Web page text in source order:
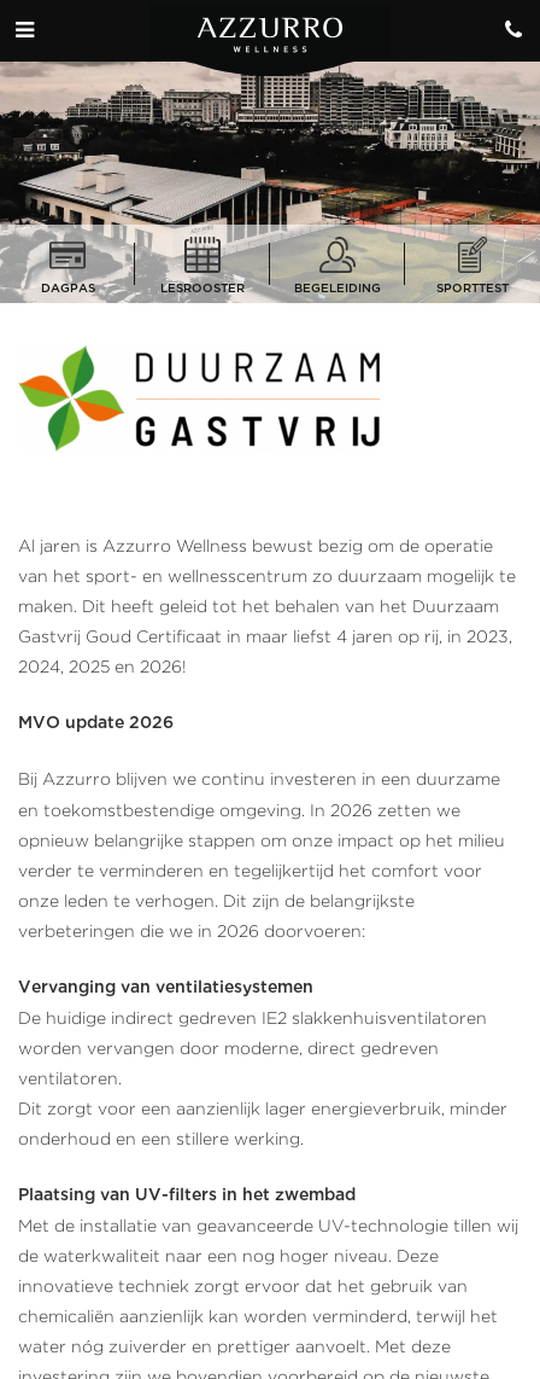
DAGPAS LESROOSTER BEGELEIDING SPORTTEST
Al jaren is Azzurro Wellness bewust bezig om de operatie
van het sport- en wellnesscentrum zo duurzaam mogelijk te
maken. Dit heeft geleid tot het behalen van het Duurzaam
Gastvrij Goud Certificaat in maar liefst 4 jaren op rij, in 2023,
2024, 2025 en 2026!
MVO update 2026
Bij Azzurro blijven we continu investeren in een duurzame
en toekomstbestendige omgeving. In 2026 zetten we
opnieuw belangrijke stappen om onze impact op het milieu
verder te verminderen en tegelijkertijd het comfort voor
onze leden te verhogen. Dit zijn de belangrijkste
verbeteringen die we in 2026 doorvoeren:
Vervanging van ventilatiesystemen
De huidige indirect gedreven IE2 slakkenhuisventilatoren
worden vervangen door moderne, direct gedreven
ventilatoren.
Dit zorgt voor een aanzienlijk lager energieverbruik, minder
onderhoud en een stillere werking.
Plaatsing van UV-filters in het zwembad
Met de installatie van geavanceerde UV-technologie tillen wij
de waterkwaliteit naar een nog hoger niveau. Deze
innovatieve techniek zorgt ervoor dat het gebruik van
chemicaliën aanzienlijk kan worden verminderd, terwijl het
water nóg zuiverder en prettiger aanvoelt. Met deze